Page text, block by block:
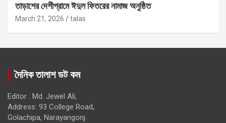
তাড়াশের দেশীগ্রামে ঈদুল ফিতরের নামাজ অনুষ্ঠিত
March 21, 2026 talas
দৈনিক তালাশ ডট কম
Editor : Md. Jewel Ali,
Address: 93 College Road,
Golachipa, Narayangonj.